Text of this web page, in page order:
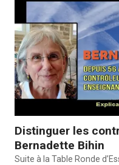
Distinguer les
Bernadette Bihin
Suite à la Table Ronde